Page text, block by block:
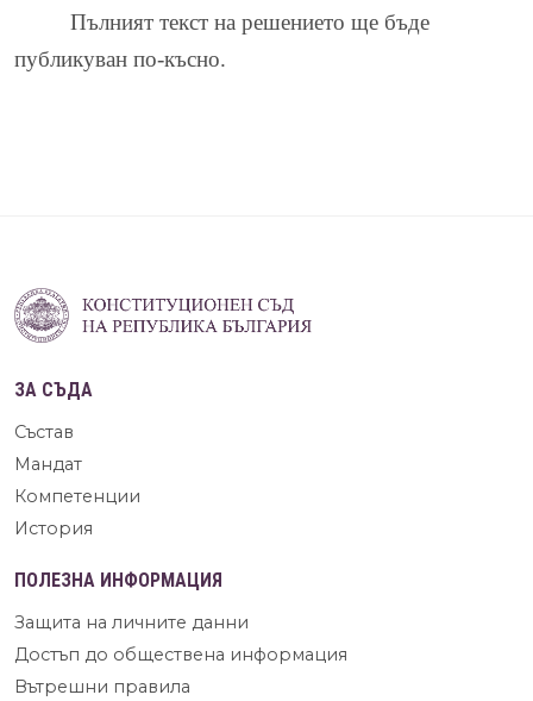
Пълният текст на решението ще бъде
публикуван по-късно.
ЗА СЪДА
Състав
Мандат
Компетенции
История
ПОЛЕЗНА ИНФОРМАЦИЯ
Защита на личните данни
Достъп до обществена информация
Вътрешни правила